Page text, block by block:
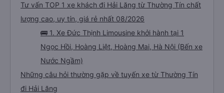
Tư vấn TOP 1 xe khách đi Hải Lăng từ Thường Tín chất
lượng cao, uy tín, giá rẻ nhất 08/2026
🚌 1. Xe Đức Thịnh Limousine khởi hành tại 1
Ngọc Hồi, Hoàng Liệt, Hoàng Mai, Hà Nội (Bến xe
Nước Ngầm)
Những câu hỏi thường gặp về tuyến xe từ Thường Tín
đi Hải Lăng